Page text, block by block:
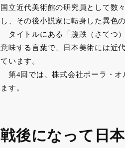
国立近代美術館の研究員として数
し、その後小説家に転身した異色
タイトルにある「蹉跌（さてつ
意味する言葉で、日本美術には近
ています。
第4回では、株式会社ポーラ・オ
ます。
戦後になって日